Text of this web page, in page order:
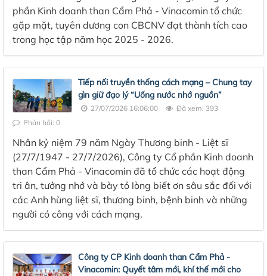
phần Kinh doanh than Cẩm Phả - Vinacomin tổ chức
gặp mặt, tuyên dương con CBCNV đạt thành tích cao
trong học tập năm học 2025 - 2026.
Tiếp nối truyền thống cách mạng – Chung tay
gìn giữ đạo lý “Uống nước nhớ nguồn”
27/07/2026 16:06:00
Đã xem: 393
Phản hồi: 0
Nhân kỷ niệm 79 năm Ngày Thương binh - Liệt sĩ
(27/7/1947 - 27/7/2026), Công ty Cổ phần Kinh doanh
than Cẩm Phả - Vinacomin đã tổ chức các hoạt động
tri ân, tưởng nhớ và bày tỏ lòng biết ơn sâu sắc đối với
các Anh hùng liệt sĩ, thương binh, bệnh binh và những
người có công với cách mạng.
Công ty CP Kinh doanh than Cẩm Phả -
Vinacomin: Quyết tâm mới, khí thế mới cho